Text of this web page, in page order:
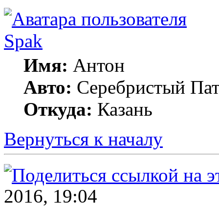
Spak
Имя: Антон
Авто: Серебристый
Откуда: Казань
Вернуться к началу
2016, 19:04